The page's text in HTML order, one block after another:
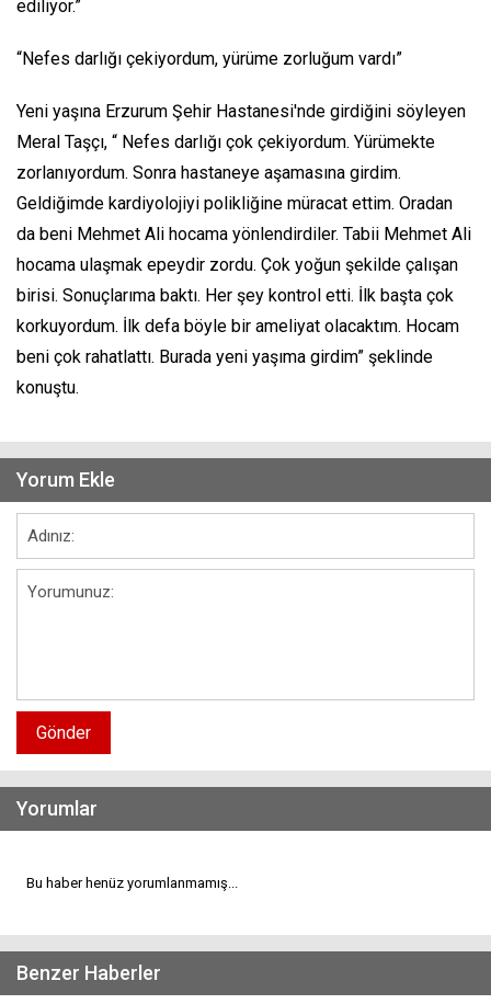
ediliyor.”
“Nefes darlığı çekiyordum, yürüme zorluğum vardı”
Yeni yaşına Erzurum Şehir Hastanesi'nde girdiğini söyleyen
Meral Taşçı, “ Nefes darlığı çok çekiyordum. Yürümekte
zorlanıyordum. Sonra hastaneye aşamasına girdim.
Geldiğimde kardiyolojiyi polikliğine müracat ettim. Oradan
da beni Mehmet Ali hocama yönlendirdiler. Tabii Mehmet Ali
hocama ulaşmak epeydir zordu. Çok yoğun şekilde çalışan
birisi. Sonuçlarıma baktı. Her şey kontrol etti. İlk başta çok
korkuyordum. İlk defa böyle bir ameliyat olacaktım. Hocam
beni çok rahatlattı. Burada yeni yaşıma girdim” şeklinde
konuştu.
Yorum Ekle
Gönder
Yorumlar
Bu haber henüz yorumlanmamış...
Benzer Haberler